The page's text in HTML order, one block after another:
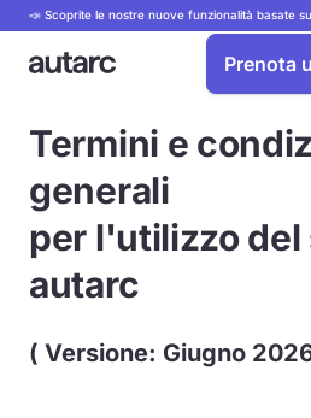
📣 Scoprite le nostre nuove funzionalità basate
Prenota
Termini e
generali
per l'utilizzo
autarc
( Versione: Giugno